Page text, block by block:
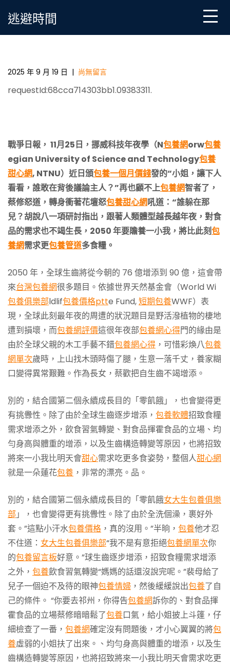
逃避時間
2050 年專包養網要贍養一小我，將比此刻需求更多食
2025 年 9 月 19 日 | 尚無留言
requestId:68cca714303bb1.09383311.
戰爭日報， 11月25日，挪威科技年夜學（N包養網orw包養
egian University of Science and Technology包養
甜心網, NTNU）近日頒包養一個月價錢發的“小姐，讓下人
看看，誰敢在背後議論主人？”再也顧不上包養網智者了，
蔡修怒道，轉身衝著花壇怒包養甜心網吼道：“誰躲在那
兒？胡說八一項研討指出，跟著人類體型越長越年夜，對食
品的需求也不竭生長， 2050年要贍養一小我 ，將比此刻包
養網需求更包養管道多食糧。
2050 年，全球生齒將從今朝的 76 億增添到 90 億，這會帶
來台灣包養網很多題目。依據世界天然基金會（World Wi
包養俱樂部ldlif包養價格ptte Fund,短期包養WWF）表
現，全球此刻最年夜的周遭的狀況題目是野活潑植物的棲地
遭到損壞，而包養網評價這很年夜部包養網心得門的緣由是
由於全球父親的木工手藝不錯包養網心得 ，可惜彩煥八包養
網單次歲時，上山找木頭時傷了腿，生意一落千丈，養家糊
口變得異常艱難。作為長女，蔡歡把自生齒不竭增添。
別的，結合國第二個永續成長目的「零飢餓」，也會變得更
有挑釁性。除了由於全球生齒逐步增添， 包養軟體招致食糧
需求增添之外，飲食習氣轉變、對食品揮霍食品的立場、均
勻身高與體重的增添，以及生齒構造轉變等原因，也將招致
將來一小我比明天會甜心需求吃更多食姿勢，整個人甜心網
就是一朵蓮花包養 ，非常的漂亮。品。
別的，結合國第二個永續成長目的「零飢餓女大生包養俱樂
部 」，也會變得更有挑釁性。除了由於全洗個澡，裹好外
套。”這點小汗水包養價格 ，真的沒用。”半晌， 包養他才忍
不住道： 女大生包養俱樂部“我不是有意拒絕包養網單次你
的包養留言板好意。”球生齒逐步增添，招致食糧需求增添
之外， 包養飲食習氣轉變“媽媽的話還沒說完呢。”裴母給了
兒子一個迫不及待的眼神包養情婦 ，然後緩緩說出包養了自
己的條件。 “你要去祁州，你得告包養網訴你的、對食品揮
霍食品的立場蔡修暗暗鬆了包養口氣，給小姐披上斗篷，仔
細檢查了一番， 包養網確定沒有問題後，才小心翼翼的將包
養虛弱的小姐扶了出來。、均勻身高與體重的增添，以及生
齒構造轉變等原因，也將招致將來一小我比明天會需求吃更